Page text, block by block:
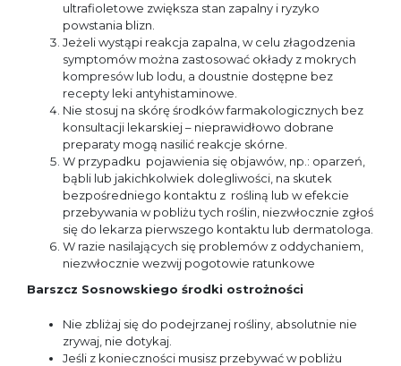
ultrafioletowe zwiększa stan zapalny i ryzyko
powstania blizn.
Jeżeli wystąpi reakcja zapalna, w celu złagodzenia
symptomów można zastosować okłady z mokrych
kompresów lub lodu, a doustnie dostępne bez
recepty leki antyhistaminowe.
Nie stosuj na skórę środków farmakologicznych bez
konsultacji lekarskiej – nieprawidłowo dobrane
preparaty mogą nasilić reakcje skórne.
W przypadku pojawienia się objawów, np.: oparzeń,
bąbli lub jakichkolwiek dolegliwości, na skutek
bezpośredniego kontaktu z rośliną lub w efekcie
przebywania w pobliżu tych roślin, niezwłocznie zgłoś
się do lekarza pierwszego kontaktu lub dermatologa.
W razie nasilających się problemów z oddychaniem,
niezwłocznie wezwij pogotowie ratunkowe
Barszcz Sosnowskiego środki ostrożności
Nie zbliżaj się do podejrzanej rośliny, absolutnie nie
zrywaj, nie dotykaj.
Jeśli z konieczności musisz przebywać w pobliżu